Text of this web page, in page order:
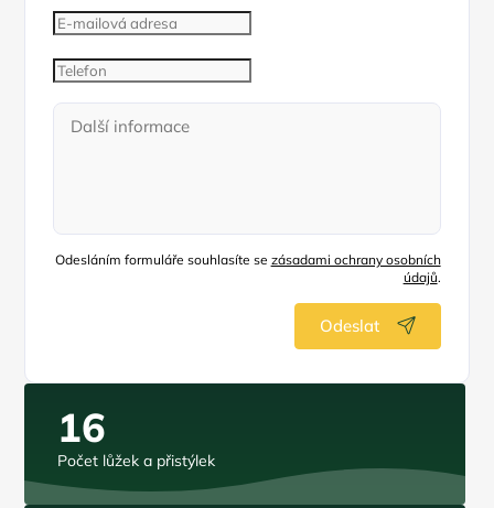
Odesláním formuláře souhlasíte se zásadami ochrany osobních
údajů.
Odeslat
16
Počet lůžek a přistýlek